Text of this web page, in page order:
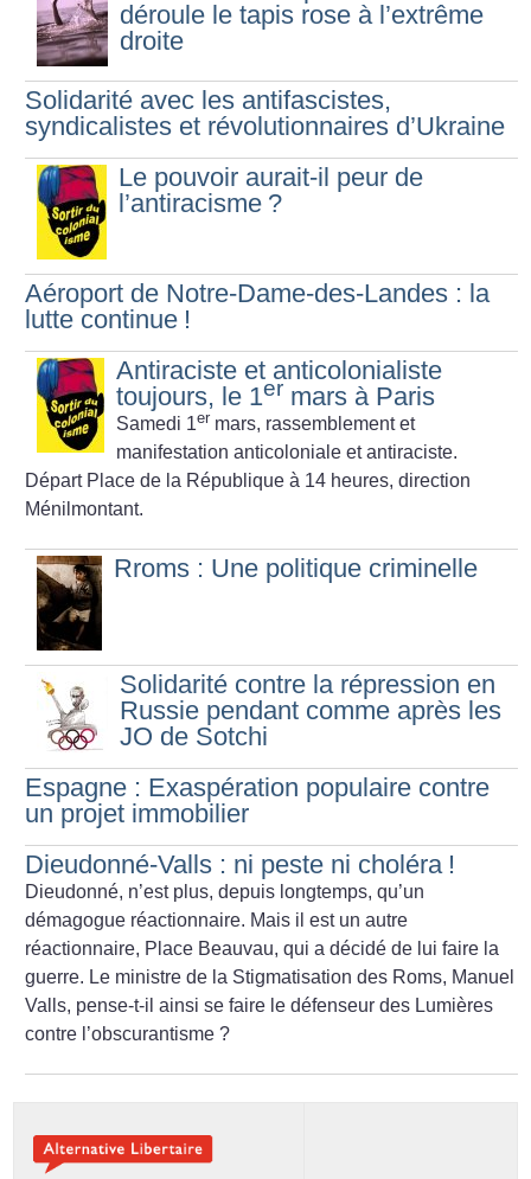
déroule le tapis rose à l’extrême
droite
Solidarité avec les antifascistes,
syndicalistes et révolutionnaires d’Ukraine
Le pouvoir aurait-il peur de
l’antiracisme ?
Aéroport de Notre-Dame-des-Landes : la
lutte continue !
Antiraciste et anticolonialiste
toujours, le 1er mars à Paris
Samedi 1er mars, rassemblement et
manifestation anticoloniale et antiraciste.
Départ Place de la République à 14 heures, direction
Ménilmontant.
Rroms : Une politique criminelle
Solidarité contre la répression en
Russie pendant comme après les
JO de Sotchi
Espagne : Exaspération populaire contre
un projet immobilier
Dieudonné-Valls : ni peste ni choléra !
Dieudonné, n’est plus, depuis longtemps, qu’un
démagogue réactionnaire. Mais il est un autre
réactionnaire, Place Beauvau, qui a décidé de lui faire la
guerre. Le ministre de la Stigmatisation des Roms, Manuel
Valls, pense-t-il ainsi se faire le défenseur des Lumières
contre l’obscurantisme ?